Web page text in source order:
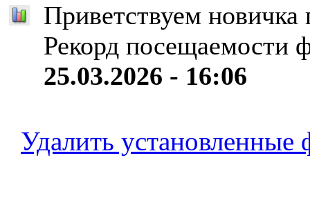
Приветствуем
Рекорд посещаемости
25.03.2026 - 16:06
Удалить